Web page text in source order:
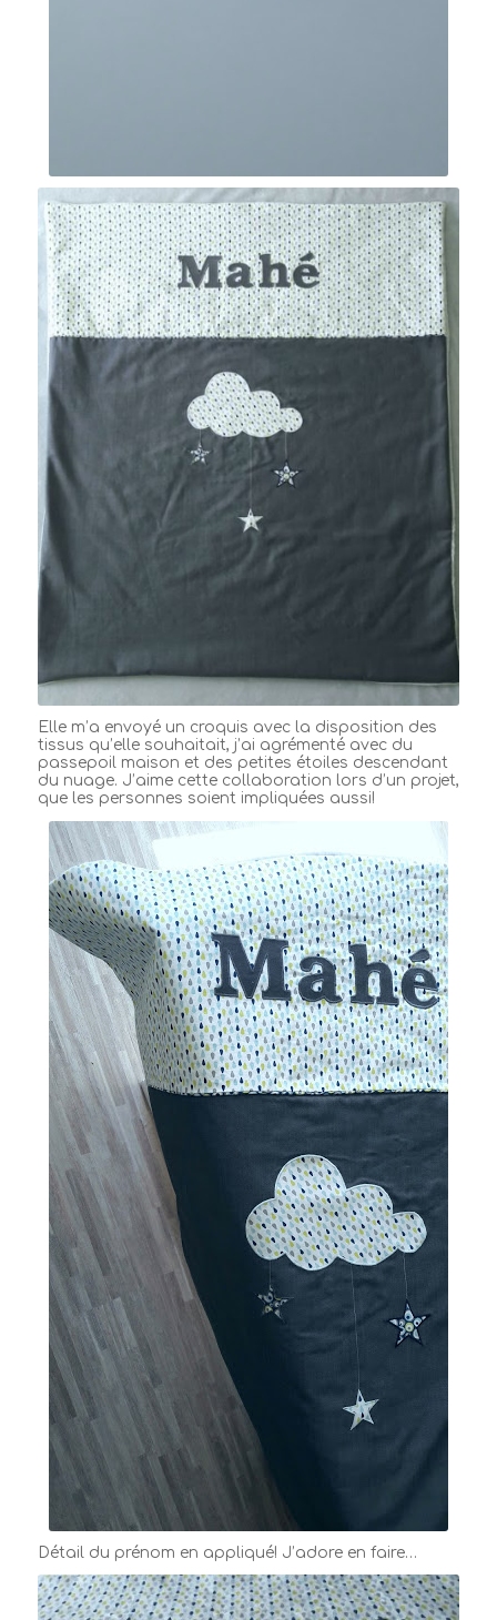
Elle m’a envoyé un croquis avec la disposition des
tissus qu’elle souhaitait, j’ai agrémenté avec du
passepoil maison et des petites étoiles descendant
du nuage. J’aime cette collaboration lors d’un projet,
que les personnes soient impliquées aussi!
Détail du prénom en appliqué! J’adore en faire…